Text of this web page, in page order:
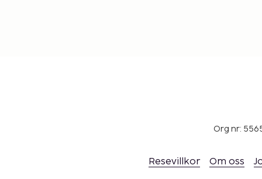
Org nr:
Resevillkor Om oss